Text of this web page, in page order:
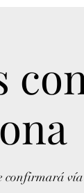
confirmará